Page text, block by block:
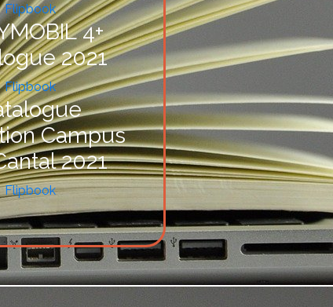
Flipbook
4+
2021
Flipbook
Campus
2021
Flipbook